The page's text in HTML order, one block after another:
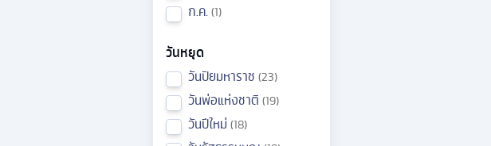
ก.ค. 1
วันหยุด
วันปิยมหาราช 23
วันพ่อแห่งชาติ 19
วันปีใหม่ 18